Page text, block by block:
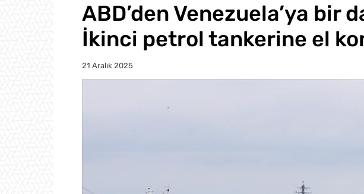
ABD’den Venezuela’ya bir
İkinci petrol tankerine el
21 Aralık 2025